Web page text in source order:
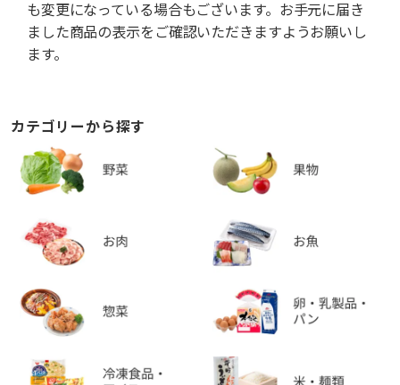
も変更になっている場合もございます。お手元に届き
ました商品の表示をご確認いただきますようお願いし
ます。
カテゴリーから探す